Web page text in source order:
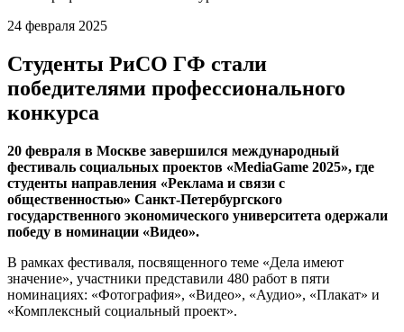
24 февраля 2025
Студенты РиСО ГФ стали
победителями профессионального
конкурса
20 февраля в Москве завершился международный
фестиваль социальных проектов «MediaGame 2025», где
студенты направления «Реклама и связи с
общественностью» Санкт-Петербургского
государственного экономического университета одержали
победу в номинации «Видео».
В рамках фестиваля, посвященного теме «Дела имеют
значение», участники представили 480 работ в пяти
номинациях: «Фотография», «Видео», «Аудио», «Плакат» и
«Комплексный социальный проект».